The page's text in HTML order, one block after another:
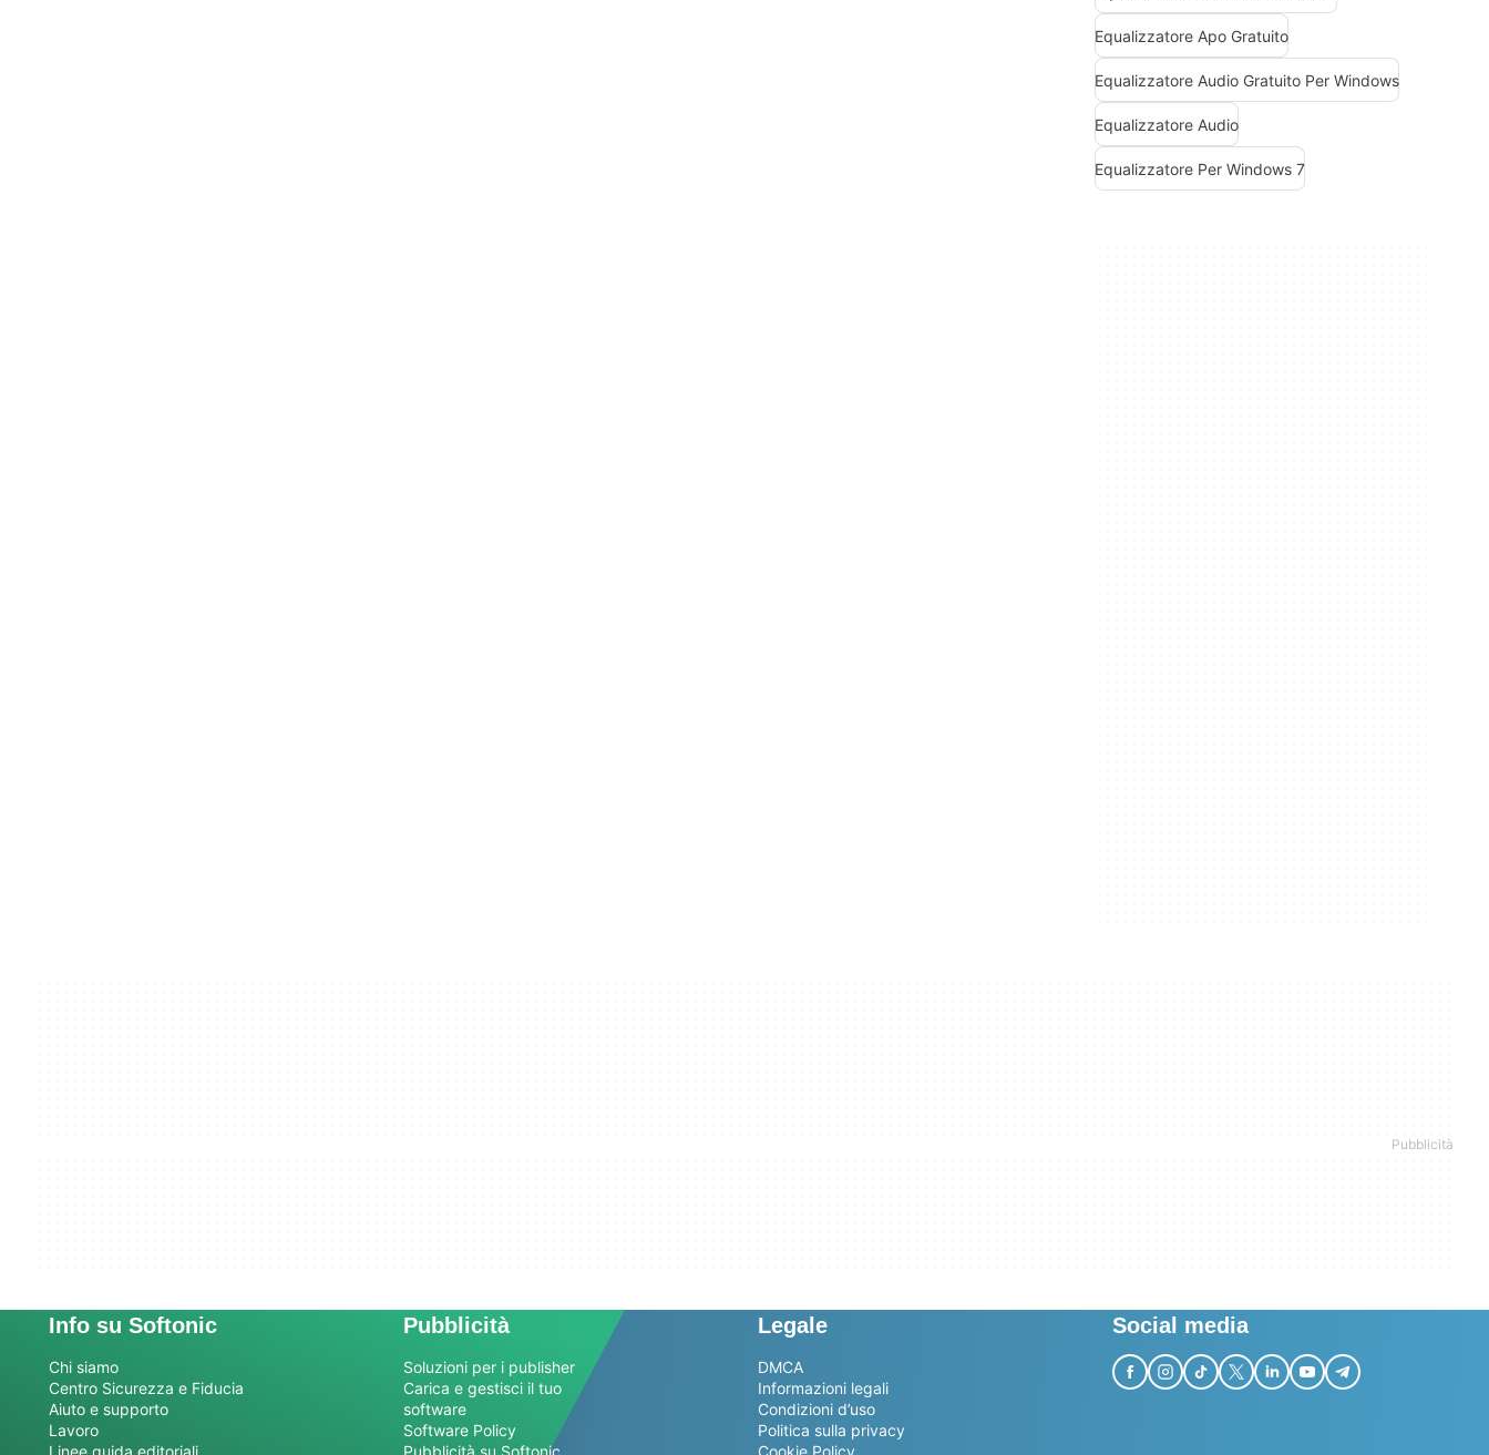
Equalizzatore Apo Gratuito
Equalizzatore Audio Gratuito Per Windows
Equalizzatore Audio
Equalizzatore Per Windows 7
Info su Softonic
Chi siamo
Centro Sicurezza e Fiducia
Aiuto e supporto
Lavoro
Linee guida editoriali
Pubblicità
Soluzioni per i publisher
Carica e gestisci il tuo
software
Software Policy
Pubblicità su Softonic
Legale
DMCA
Informazioni legali
Condizioni d’uso
Politica sulla privacy
Cookie Policy
Social media